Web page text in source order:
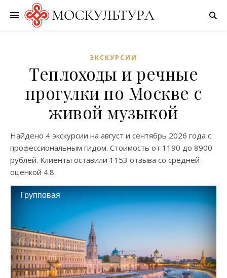
ЭКСКУРСИИ
Теплоходы и речные
прогулки по Москве с
живой музыкой
Найдено 4 экскурсии на август и сентябрь 2026 года с
профессиональным гидом. Стоимость от 1190 до 8900
рублей. Клиенты оставили 1153 отзыва со средней
оценкой 4.8.
Групповая